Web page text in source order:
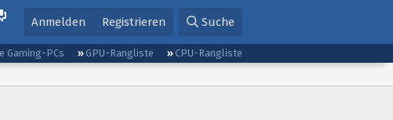
Anmelden Registrieren Suche
Gaming-PCs GPU-Rangliste
CPU-Rangliste